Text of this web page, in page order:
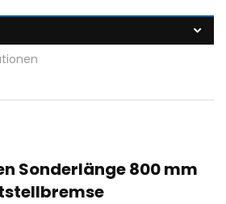
Sonderlänge 800 mm